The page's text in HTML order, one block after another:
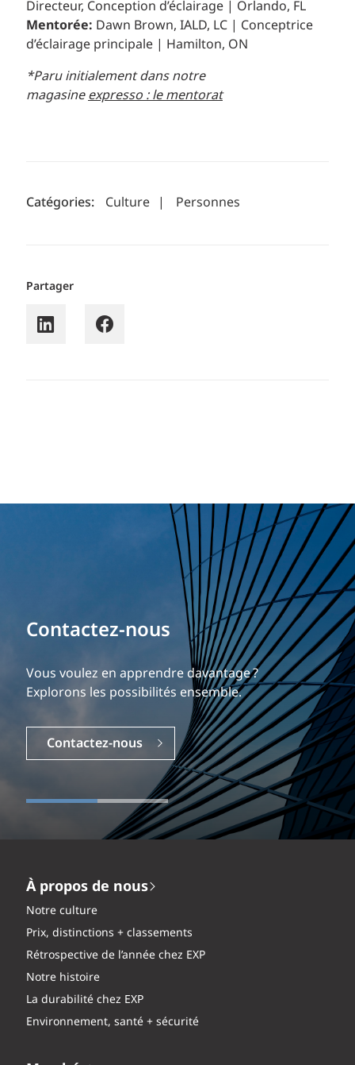
Directeur, Conception d’éclairage | Orlando, FL
Mentorée: Dawn Brown, IALD, LC | Conceptrice
d’éclairage principale | Hamilton, ON
*Paru initialement dans notre
magasineexpresso : le mentorat
Catégories: Culture | Personnes
Partager
Contactez-nous
Vous voulez en apprendre davantage ?
Explorons les possibilités ensemble.
Contactez-nous
Bâtissez votre carrière
Notre expérience est ce qui nous différencie.
Explorez une carrière dynamique et gratifiante
chez EXP.
Carrières
À propos de nous
Notre culture
Prix, distinctions + classements
Rétrospective de l’année chez EXP
Notre histoire
La durabilité chez EXP
Environnement, santé + sécurité